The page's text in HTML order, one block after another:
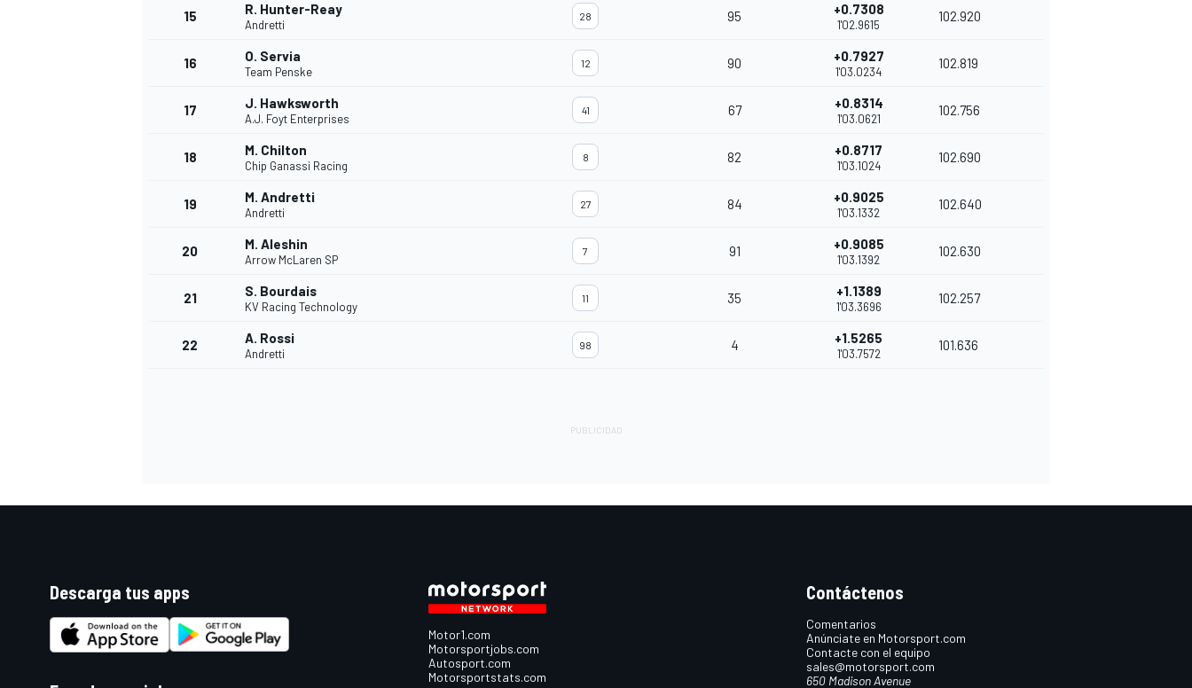
15 R. Hunter-Reay
Andretti
28 95 +0.7308
1'02.9615
102.920
16 O. Servia
Team Penske
12 90 +0.7927
1'03.0234
102.819
17 J. Hawksworth
A.J. Foyt Enterprises
41 67 +0.8314
1'03.0621
102.756
18 M. Chilton
Chip Ganassi Racing
8 82 +0.8717
1'03.1024
102.690
19 M. Andretti
Andretti
27 84 +0.9025
1'03.1332
102.640
20 M. Aleshin
Arrow McLaren SP
7 91 +0.9085
1'03.1392
102.630
21 S. Bourdais
KV Racing Technology
11 35 +1.1389
1'03.3696
102.257
22 A. Rossi
Andretti
98 4 +1.5265
1'03.7572
101.636
Descarga tus apps
Motor1.com
Motorsportjobs.com
Autosport.com
Motorsportstats.com
Contáctenos
Comentarios
Anúnciate en Motorsport.com
Contacte con el equipo
sales@motorsport.com
650 Madison Avenue